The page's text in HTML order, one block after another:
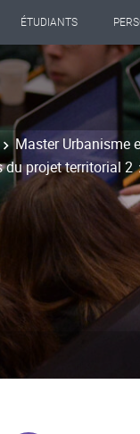
ÉTUDIANTS
Master Urbanisme
du projet territorial 2